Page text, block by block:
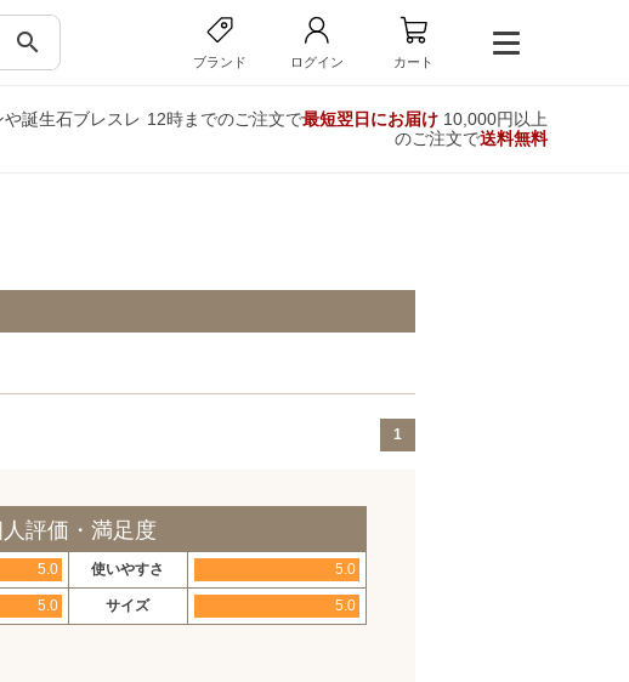
search
ブランド ログイン カート
誕生石ブレスレ 12時までのご注文で最短翌日にお届け10,000円以上
のご注文で送料無料
1
評価・満足度
5.0 使いやすさ 5.0
5.0 サイズ 5.0